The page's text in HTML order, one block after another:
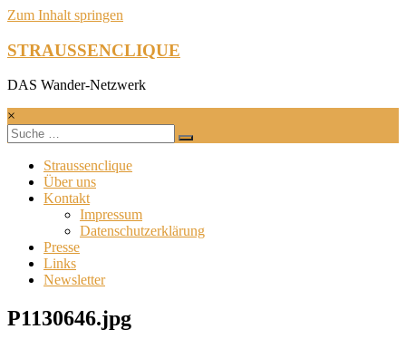
Zum Inhalt springen
STRAUSSENCLIQUE
DAS Wander-Netzwerk
×
Straussenclique
Über uns
Kontakt
Impressum
Datenschutzerklärung
Presse
Links
Newsletter
P1130646.jpg